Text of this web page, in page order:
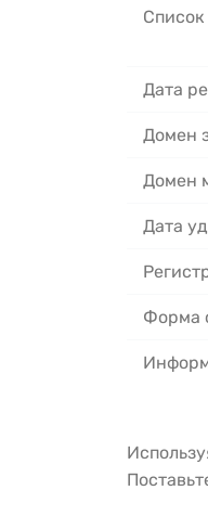
Дата
Домен
Домен
Дата
Форма